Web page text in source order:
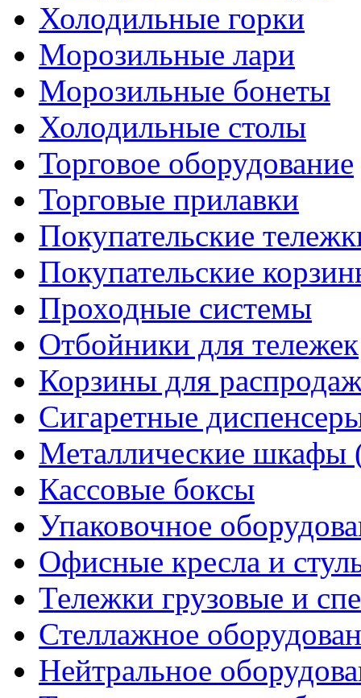
Холодильные горки
Морозильные лари
Морозильные бонеты
Холодильные столы
Торговое оборудование
Торговые прилавки
Покупательские
Покупательские
Проходные системы
Отбойники для тележек
Корзины для
Сигаретные
Металлические
Кассовые боксы
Упаковочное
Офисные кресла и
Тележки грузовые и
Стеллажное
Нейтральное